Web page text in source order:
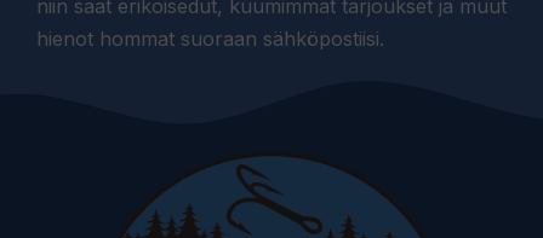
niin saat erikoisedut, kuumimmat tarjoukset ja muut
hienot hommat suoraan sähköpostiisi.